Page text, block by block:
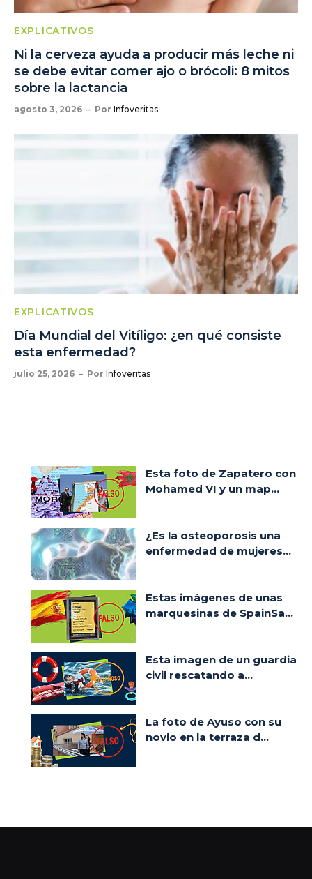
EXPLICATIVOS
Ni la cerveza ayuda a producir más leche ni
se debe evitar comer ajo o brócoli: 8 mitos
sobre la lactancia
agosto 3, 2026 Por Infoveritas
EXPLICATIVOS
Día Mundial del Vitíligo: ¿en qué consiste
esta enfermedad?
julio 25, 2026 Por Infoveritas
Esta foto de Zapatero con
Mohamed VI y un map...
¿Es la osteoporosis una
enfermedad de mujeres...
Estas imágenes de unas
marquesinas de SpainSa...
Esta imagen de un guardia
civil rescatando a...
La foto de Ayuso con su
novio en la terraza d...